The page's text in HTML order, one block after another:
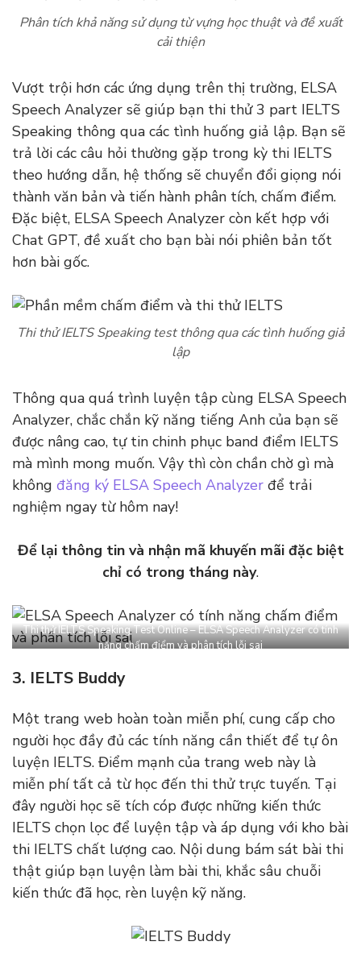
Phân tích khả năng sử dụng từ vựng học thuật và đề xuất
cải thiện
Vượt trội hơn các ứng dụng trên thị trường, ELSA
Speech Analyzer sẽ giúp bạn thi thử 3 part IELTS
Speaking thông qua các tình huống giả lập. Bạn sẽ
trả lời các câu hỏi thường gặp trong kỳ thi IELTS
theo hướng dẫn, hệ thống sẽ chuyển đổi giọng nói
thành văn bản và tiến hành phân tích, chấm điểm.
Đặc biệt, ELSA Speech Analyzer còn kết hợp với
Chat GPT, đề xuất cho bạn bài nói phiên bản tốt
hơn bài gốc.
Thi thử IELTS Speaking test thông qua các tình huống giả
lập
Thông qua quá trình luyện tập cùng ELSA Speech
Analyzer, chắc chắn kỹ năng tiếng Anh của bạn sẽ
được nâng cao, tự tin chinh phục band điểm IELTS
mà mình mong muốn. Vậy thì còn chần chờ gì mà
không đăng ký ELSA Speech Analyzer để trải
nghiệm ngay từ hôm nay!
Để lại thông tin và nhận mã khuyến mãi đặc biệt
chỉ có trong tháng này.
Thi thử IELTS Speaking Test Online – ELSA Speech Analyzer có tính
năng chấm điểm và phân tích lỗi sai
3. IELTS Buddy
Một trang web hoàn toàn miễn phí, cung cấp cho
người học đầy đủ các tính năng cần thiết để tự ôn
luyện IELTS. Điểm mạnh của trang web này là
miễn phí tất cả từ học đến thi thử trực tuyến. Tại
đây người học sẽ tích cóp được những kiến ​​thức
IELTS chọn lọc để luyện tập và áp dụng với kho bài
thi IELTS chất lượng cao. Nội dung bám sát bài thi
thật giúp bạn luyện làm bài thi, khắc sâu chuỗi
kiến ​​thức đã học, rèn luyện kỹ năng.